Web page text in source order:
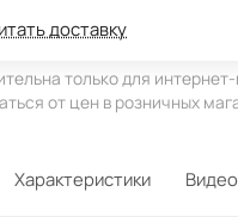
доставку
только для
от цен в розничных
Характеристики Видео